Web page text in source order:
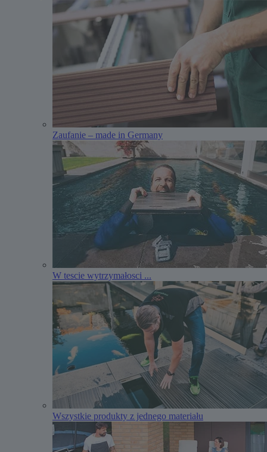
Zaufanie – made in Germany
W tescie wytrzymałosci ...
Wszystkie produkty z jednego materiału